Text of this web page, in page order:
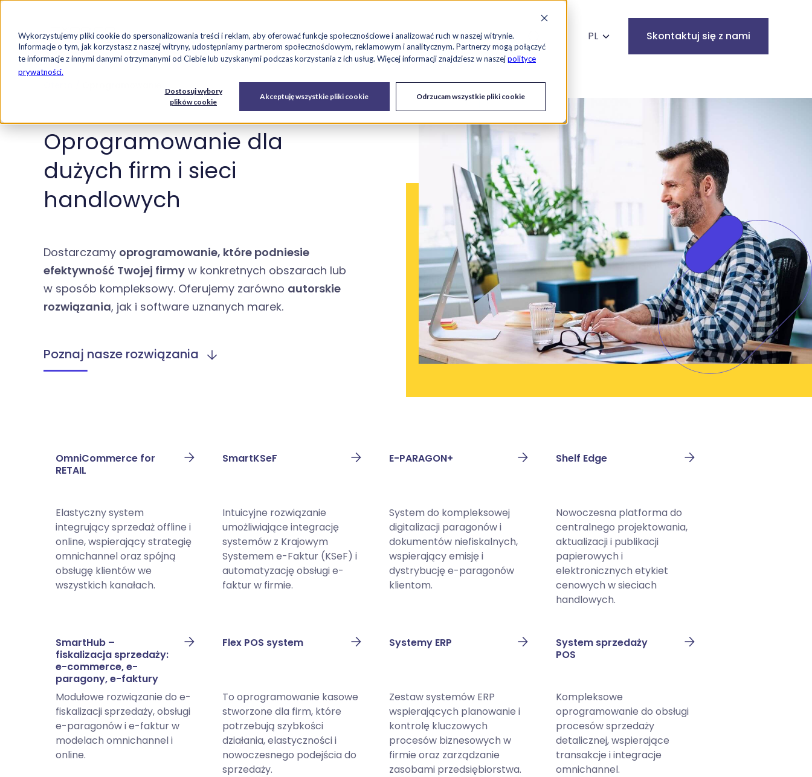
Wykorzystujemy pliki cookie do spersonalizowania treści i reklam, aby oferować funkcje społecznościowe i analizować ruch w naszej witrynie.
Informacje o tym, jak korzystasz z naszej witryny, udostępniamy partnerom społecznościowym, reklamowym i analitycznym. Partnerzy mogą połączyć
te informacje z innymi danymi otrzymanymi od Ciebie lub uzyskanymi podczas korzystania z ich usług. Więcej informacji znajdziesz w naszejpolityce
prywatności.
Dostosuj wybory
plików cookie
Akceptuję wszystkie pliki cookie Odrzucam wszystkie pliki cookie
Przejdź do treści
Oferta
E-
commerce
fiskalne
Urządzenia
urządzeń
Cyberbezpieczeństwo
Case studies Raport RetailTech Blog O nas Kariera Szukaj na stronie
PL Skontaktuj się z nami
Oprogramowanie dla
dużych firm i sieci
handlowych
Dostarczamy oprogramowanie, które podniesie
efektywność Twojej firmy w konkretnych obszarach lub
w sposób kompleksowy. Oferujemy zarówno autorskie
rozwiązania, jak i software uznanych marek.
Poznaj nasze rozwiązania
OmniCommerce for
RETAIL
Elastyczny system
integrujący sprzedaż offline i
online, wspierający strategię
omnichannel oraz spójną
obsługę klientów we
wszystkich kanałach.
SmartKSeF
Intuicyjne rozwiązanie
umożliwiające integrację
systemów z Krajowym
Systemem e-Faktur (KSeF) i
automatyzację obsługi e-
faktur w firmie.
E-PARAGON+
System do kompleksowej
digitalizacji paragonów i
dokumentów niefiskalnych,
wspierający emisję i
dystrybucję e-paragonów
klientom.
Shelf Edge
Nowoczesna platforma do
centralnego projektowania,
aktualizacji i publikacji
papierowych i
elektronicznych etykiet
cenowych w sieciach
handlowych.
SmartHub –
fiskalizacja sprzedaży:
e-commerce, e-
paragony, e-faktury
Modułowe rozwiązanie do e-
fiskalizacji sprzedaży, obsługi
e-paragonów i e-faktur w
modelach omnichannel i
online.
Flex POS system
To oprogramowanie kasowe
stworzone dla firm, które
potrzebują szybkości
działania, elastyczności i
nowoczesnego podejścia do
sprzedaży.
Systemy ERP
Zestaw systemów ERP
wspierających planowanie i
kontrolę kluczowych
procesów biznesowych w
firmie oraz zarządzanie
zasobami przedsiębiorstwa.
System sprzedaży
POS
Kompleksowe
oprogramowanie do obsługi
procesów sprzedaży
detalicznej, wspierające
transakcje i integracje
omnichannel.